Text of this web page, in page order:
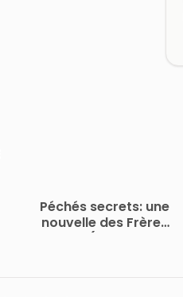
Péchés secrets: une
nouvelle des Frères
Byrne (Les Frères